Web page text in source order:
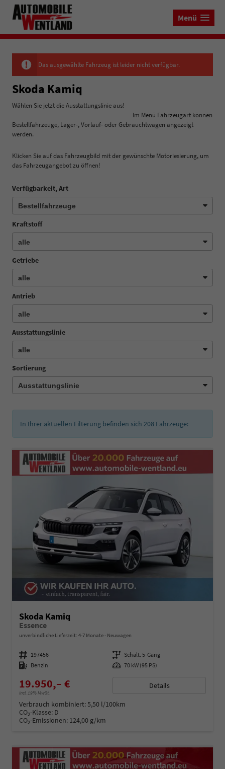
Menü
Das ausgewählte Fahrzeug ist leider nicht verfügbar.
Skoda Kamiq
Wählen Sie jetzt die Ausstattungslinie aus!
Im Menü Fahrzeugart können
Bestellfahrzeuge, Lager-, Vorlauf- oder Gebrauchtwagen angezeigt
werden.
Klicken Sie auf das Fahrzeugbild mit der gewünschte Motoriesierung, um
das Fahrzeugangebot zu öffnen!
Verfügbarkeit, Art
Kraftstoff
Getriebe
Antrieb
Ausstattungslinie
Sortierung
In Ihrer aktuellen Filterung befinden sich 208 Fahrzeuge:
Skoda Kamiq
Essence
unverbindliche Lieferzeit: 4-7 Monate Neuwagen
Fahrzeugnummer 197456 Getriebe Schalt. 5-Gang
Kraftstoff Benzin Leistung 70 kW (95 PS)
19.950,– €
incl. 19% MwSt.
Details
Verbrauch kombiniert:5,50 l/100km
CO2-Klasse: D
CO2-Emissionen: 124,00 g/km